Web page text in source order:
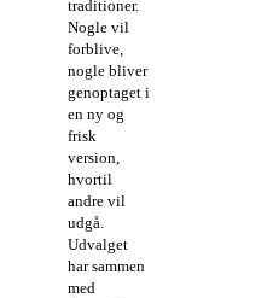
traditioner.
Nogle vil
forblive,
nogle bliver
genoptaget i
en ny og
frisk
version,
hvortil
andre vil
udgå.
Udvalget
har sammen
med